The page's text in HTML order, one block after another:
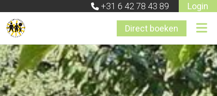
+31 6 42 78 43 89 Login
Direct boeken